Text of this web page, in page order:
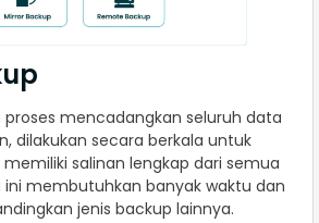
proses mencadangkan seluruh data
dilakukan secara berkala untuk
salinan lengkap dari semua
ini membutuhkan banyak waktu dan
jenis backup lainnya.